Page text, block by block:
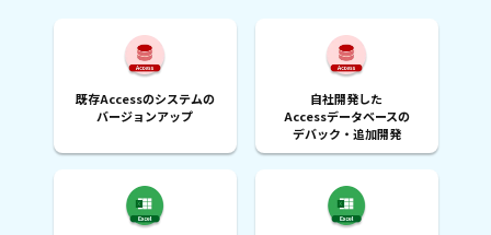
既存Accessのシステムの
バージョンアップ
自社開発した
Accessデータベースの
デバック・追加開発